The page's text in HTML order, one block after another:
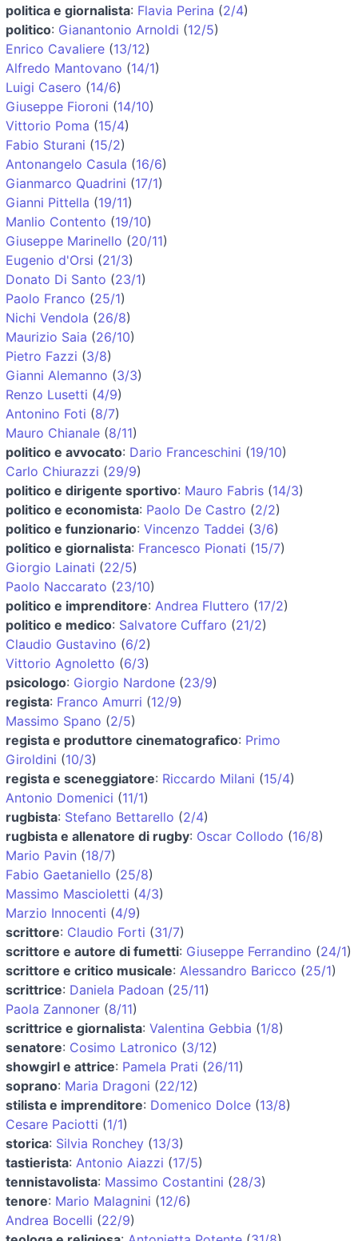
politica e giornalista: Flavia Perina (2/4)
politico: Gianantonio Arnoldi (12/5)
Enrico Cavaliere (13/12)
Alfredo Mantovano (14/1)
Luigi Casero (14/6)
Giuseppe Fioroni (14/10)
Vittorio Poma (15/4)
Fabio Sturani (15/2)
Antonangelo Casula (16/6)
Gianmarco Quadrini (17/1)
Gianni Pittella (19/11)
Manlio Contento (19/10)
Giuseppe Marinello (20/11)
Eugenio d'Orsi (21/3)
Donato Di Santo (23/1)
Paolo Franco (25/1)
Nichi Vendola (26/8)
Maurizio Saia (26/10)
Pietro Fazzi (3/8)
Gianni Alemanno (3/3)
Renzo Lusetti (4/9)
Antonino Foti (8/7)
Mauro Chianale (8/11)
politico e avvocato: Dario Franceschini (19/10)
Carlo Chiurazzi (29/9)
politico e dirigente sportivo: Mauro Fabris (14/3)
politico e economista: Paolo De Castro (2/2)
politico e funzionario: Vincenzo Taddei (3/6)
politico e giornalista: Francesco Pionati (15/7)
Giorgio Lainati (22/5)
Paolo Naccarato (23/10)
politico e imprenditore: Andrea Fluttero (17/2)
politico e medico: Salvatore Cuffaro (21/2)
Claudio Gustavino (6/2)
Vittorio Agnoletto (6/3)
psicologo: Giorgio Nardone (23/9)
regista: Franco Amurri (12/9)
Massimo Spano (2/5)
regista e produttore cinematografico: Primo
Giroldini (10/3)
regista e sceneggiatore: Riccardo Milani (15/4)
Antonio Domenici (11/1)
rugbista: Stefano Bettarello (2/4)
rugbista e allenatore di rugby: Oscar Collodo (16/8)
Mario Pavin (18/7)
Fabio Gaetaniello (25/8)
Massimo Mascioletti (4/3)
Marzio Innocenti (4/9)
scrittore: Claudio Forti (31/7)
scrittore e autore di fumetti: Giuseppe Ferrandino (24/1)
scrittore e critico musicale: Alessandro Baricco (25/1)
scrittrice: Daniela Padoan (25/11)
Paola Zannoner (8/11)
scrittrice e giornalista: Valentina Gebbia (1/8)
senatore: Cosimo Latronico (3/12)
showgirl e attrice: Pamela Prati (26/11)
soprano: Maria Dragoni (22/12)
stilista e imprenditore: Domenico Dolce (13/8)
Cesare Paciotti (1/1)
storica: Silvia Ronchey (13/3)
tastierista: Antonio Aiazzi (17/5)
tennistavolista: Massimo Costantini (28/3)
tenore: Mario Malagnini (12/6)
Andrea Bocelli (22/9)